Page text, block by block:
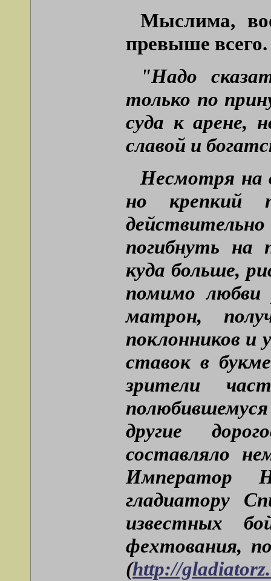
Мыслима,
превыше
"Надо
только по
суда к арене,
славой и
Несмотря на
но крепкий
погибнуть на
куда больше,
помимо любви
матрон,
поклонников
ставок в
зрители
другие
составляло
Император
гладиатору
известных
фехтования,
(http://